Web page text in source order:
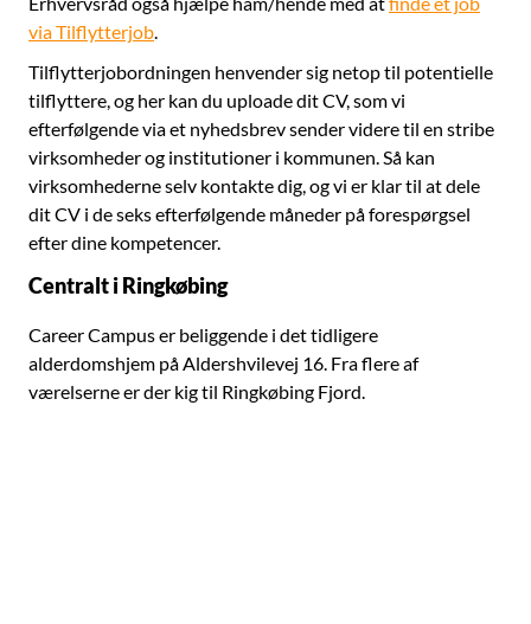
via Tilflytterjob.
Tilflytterjobordningen henvender sig netop til potentielle
tilflyttere, og her kan du uploade dit CV, som vi
efterfølgende via et nyhedsbrev sender videre til en stribe
virksomheder og institutioner i kommunen. Så kan
virksomhederne selv kontakte dig, og vi er klar til at dele
dit CV i de seks efterfølgende måneder på forespørgsel
efter dine kompetencer.
Centralt i Ringkøbing
Career Campus er beliggende i det tidligere
alderdomshjem på Aldershvilevej 16. Fra flere af
værelserne er der kig til Ringkøbing Fjord.